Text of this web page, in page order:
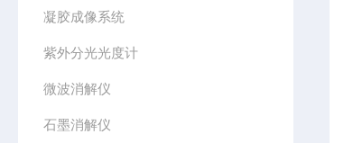
凝胶成像系统
紫外分光光度计
微波消解仪
石墨消解仪